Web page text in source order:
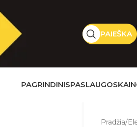
PAIEŠKA
PAGRINDINISPASLAUGOS
Pradžia/